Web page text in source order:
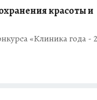
красоты и
«Клиника года -